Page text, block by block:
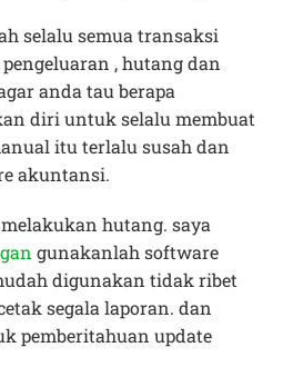
selalu semua transaksi
, hutang dan
anda tau berapa
diri untuk selalu membuat
itu terlalu susah dan
akuntansi.
hutang. saya
gunakanlah software
digunakan tidak ribet
segala laporan. dan
pemberitahuan update